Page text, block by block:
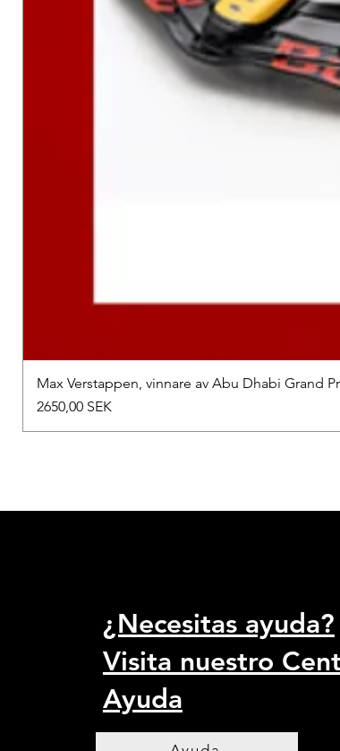
Max Verstappen, vinnare av Abu Dhabi Grand
Precio
2650,00 SEK
¿Necesitas ayuda?
Visita nuestro
Ayuda